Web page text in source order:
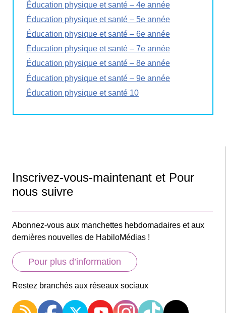
Éducation physique et santé – 4e année
Éducation physique et santé – 5e année
Éducation physique et santé – 6e année
Éducation physique et santé – 7e année
Éducation physique et santé – 8e année
Éducation physique et santé – 9e année
Éducation physique et santé 10
Inscrivez-vous-maintenant et Pour
nous suivre
Abonnez-vous aux manchettes hebdomadaires et aux
dernières nouvelles de HabiloMédias !
Pour plus d’information
Restez branchés aux réseaux sociaux